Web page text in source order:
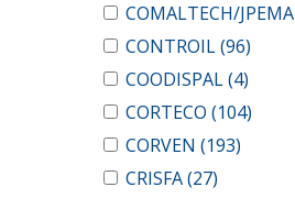
COMALTECH/JPEMA
CONTROIL(96)
COODISPAL(4)
CORTECO (104)
CORVEN (193)
CRISFA(27)